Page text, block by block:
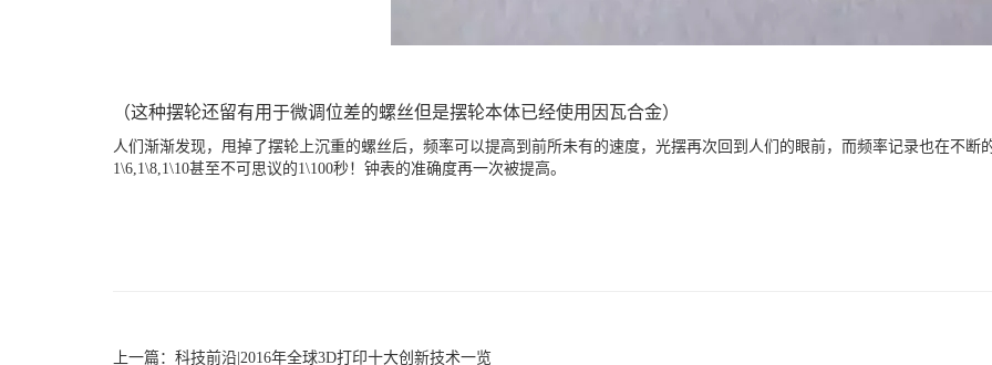
（这种摆轮还留有用于微调位差的螺丝但是摆轮本体已经使用因瓦合金）
人们渐渐发现，甩掉了摆轮上沉重的螺丝后，频率可以提高到前所未有的速度，光摆再次回到人们的眼前，而频率记录也在不断
1\6,1\8,1\10甚至不可思议的1\100秒！钟表的准确度再一次被提高。
上一篇： 科技前沿|2016年全球3D打印十大创新技术一览